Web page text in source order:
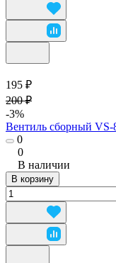
195 ₽
200 ₽
-3%
Вентиль сборный
0
0
В наличии
В корзину